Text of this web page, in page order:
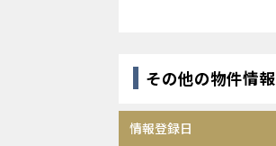
その他の物件情報
情報登録日